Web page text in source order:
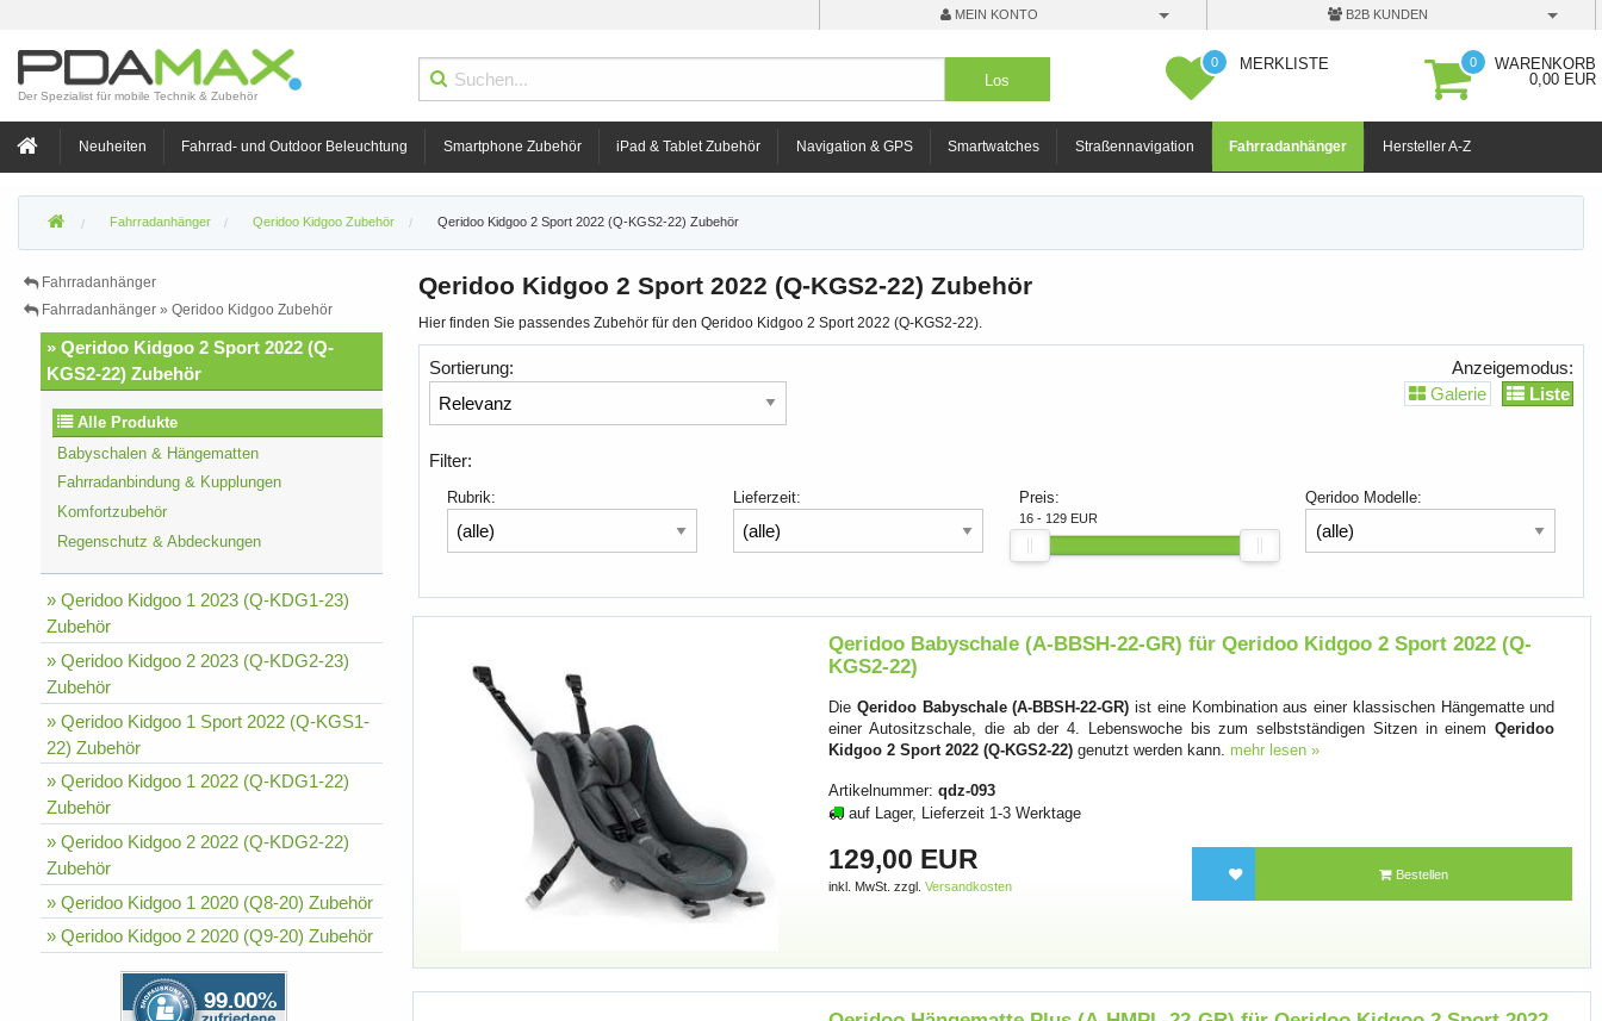
MEIN KONTO B2B KUNDEN
Der Spezialist für mobile Technik & Zubehör
0 MERKLISTE 0
WARENKORB
0,00 EUR
Neuheiten Fahrrad- und Outdoor Beleuchtung Smartphone Zubehör iPad & Tablet Zubehör Navigation & GPS Smartwatches Straßennavigation Fahrradanhänger Hersteller A-Z
Fahrradanhänger Qeridoo Kidgoo Zubehör Qeridoo Kidgoo 2 Sport 2022 (Q-KGS2-22) Zubehör
Qeridoo Kidgoo 2 Sport 2022 (Q-KGS2-22) Zubehör
Hier finden Sie passendes Zubehör für den Qeridoo Kidgoo 2 Sport 2022 (Q-KGS2-22).
Sortierung:
Anzeigemodus:
Galerie
Liste
Filter:
Rubrik: Lieferzeit: Preis:
16 - 129 EUR
Qeridoo Modelle:
Qeridoo Babyschale (A-BBSH-22-GR) für Qeridoo Kidgoo 2 Sport 2022 (Q-
KGS2-22)
Die Qeridoo Babyschale (A-BBSH-22-GR) ist eine Kombination aus einer klassischen Hängematte und
einer Autositzschale, die ab der 4. Lebenswoche bis zum selbstständigen Sitzen in einemQeridoo
Kidgoo 2 Sport 2022 (Q-KGS2-22) genutzt werden kann. mehr lesen »
Artikelnummer:qdz-093
auf Lager, Lieferzeit 1-3 Werktage
129,00 EUR
inkl. MwSt. zzgl.Versandkosten
Bestellen
Fahrradanhänger
Fahrradanhänger » Qeridoo Kidgoo Zubehör
» Qeridoo Kidgoo 2 Sport 2022 (Q-
KGS2-22) Zubehör
Alle Produkte
Babyschalen & Hängematten
Fahrradanbindung & Kupplungen
Komfortzubehör
Regenschutz & Abdeckungen
» Qeridoo Kidgoo 1 2023 (Q-KDG1-23)
Zubehör
» Qeridoo Kidgoo 2 2023 (Q-KDG2-23)
Zubehör
» Qeridoo Kidgoo 1 Sport 2022 (Q-KGS1-
22) Zubehör
» Qeridoo Kidgoo 1 2022 (Q-KDG1-22)
Zubehör
» Qeridoo Kidgoo 2 2022 (Q-KDG2-22)
Zubehör
» Qeridoo Kidgoo 1 2020 (Q8-20) Zubehör
» Qeridoo Kidgoo 2 2020 (Q9-20) Zubehör